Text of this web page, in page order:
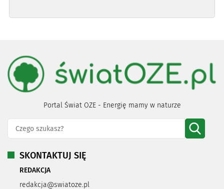
Portal Świat OZE - Energię mamy w naturze
SKONTAKTUJ SIĘ
REDAKCJA
redakcja@swiatoze.pl